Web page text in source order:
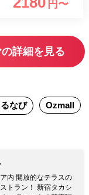
ス席がございま
ある店内でゆっく
記念日等様々な
円〜
詳細を見る
るなび Ozmall
内 開放的なテラスの
トラン！ 新宿タカシ